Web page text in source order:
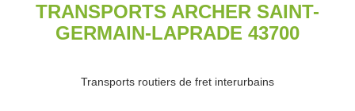
TRANSPORTS ARCHER SAINT-
GERMAIN-LAPRADE 43700
Transports routiers de fret interurbains